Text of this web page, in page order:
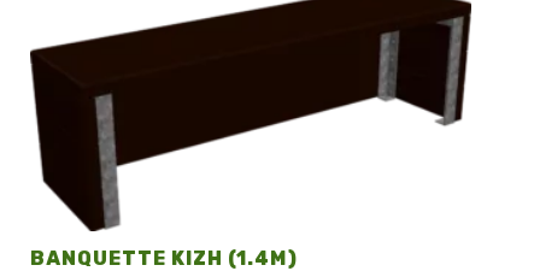
BANQUETTE KIZH (1.4M)